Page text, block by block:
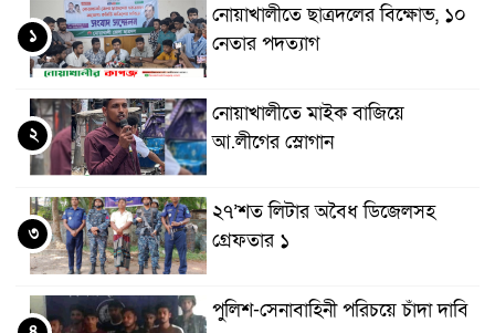
নোয়াখালীতে ছাত্রদলের বিক্ষোভ, ১০
নেতার পদত্যাগ
১
নোয়াখালীতে মাইক বাজিয়ে
আ.লীগের স্লোগান
২
২৭’শত লিটার অবৈধ ডিজেলসহ
গ্রেফতার ১
৩
পুলিশ-সেনাবাহিনী পরিচয়ে চাঁদা দাবি